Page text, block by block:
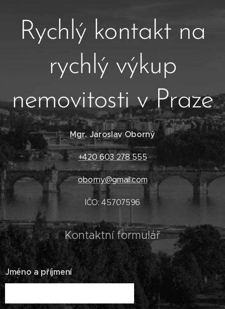
Rychlý kontakt na
rychlý výkup
nemovitosti v Praze
Mgr. Jaroslav Oborný
+420 603 278 555
oborny@gmail.com
IČO: 45707596
Kontaktní formulář
Jméno a příjmení